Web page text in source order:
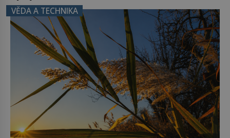
ztuhnou úsměvy, stroj totiž exploduje. Jejich
konstrukce není z levného kraje, daňové
poplatníky stojí miliardy dolarů. Na druhou stranu
zvládnou jen představitelné věci. Na malé kousky
Název: Columbia První […]
VĚDA A TECHNIKA